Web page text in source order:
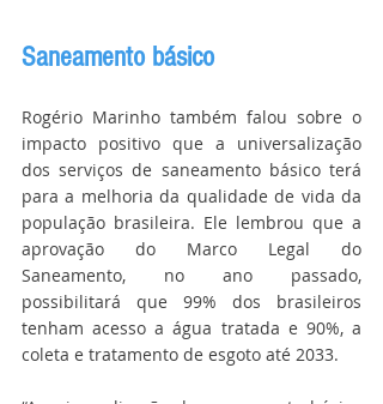
Saneamento básico
Rogério Marinho também falou sobre o
impacto positivo que a universalização
dos serviços de saneamento básico terá
para a melhoria da qualidade de vida da
população brasileira. Ele lembrou que a
aprovação do Marco Legal do
Saneamento, no ano passado,
possibilitará que 99% dos brasileiros
tenham acesso a água tratada e 90%, a
coleta e tratamento de esgoto até 2033.